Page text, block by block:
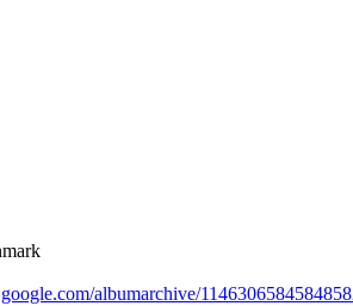
albumarchive/